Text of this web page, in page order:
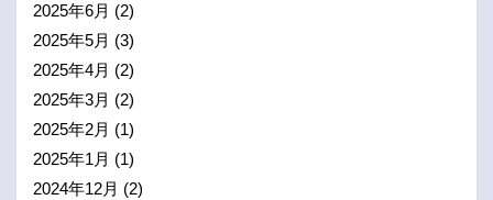
2025年6月 (2)
2025年5月 (3)
2025年4月 (2)
2025年3月 (2)
2025年2月 (1)
2025年1月 (1)
2024年12月 (2)